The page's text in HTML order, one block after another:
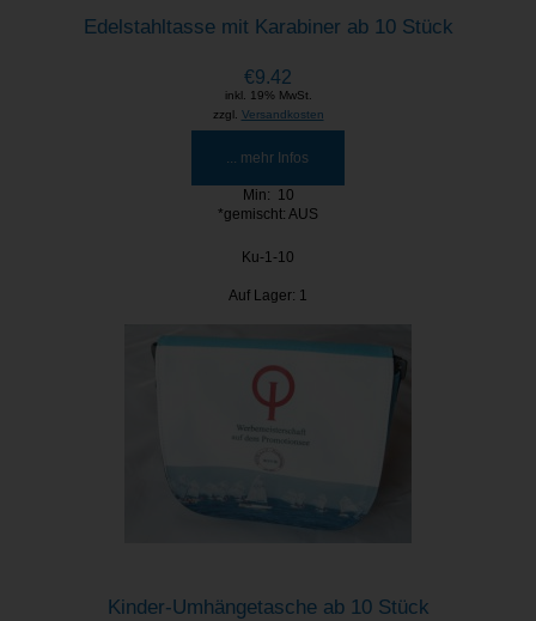
Edelstahltasse mit Karabiner ab 10 Stück
€9.42
inkl. 19% MwSt.
zzgl. Versandkosten
... mehr Infos
Min: 10
*gemischt: AUS
Ku-1-10
Auf Lager: 1
Kinder-Umhängetasche ab 10 Stück